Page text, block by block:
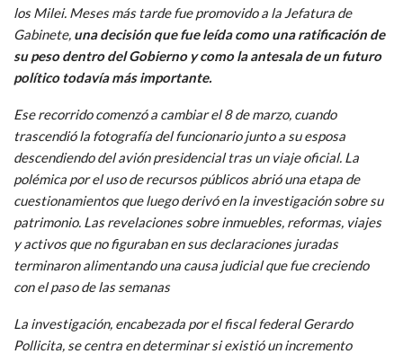
los Milei. Meses más tarde fue promovido a la Jefatura de
Gabinete, una decisión que fue leída como una ratificación de
su peso dentro del Gobierno y como la antesala de un futuro
político todavía más importante.
Ese recorrido comenzó a cambiar el 8 de marzo, cuando
trascendió la fotografía del funcionario junto a su esposa
descendiendo del avión presidencial tras un viaje oficial. La
polémica por el uso de recursos públicos abrió una etapa de
cuestionamientos que luego derivó en la investigación sobre su
patrimonio. Las revelaciones sobre inmuebles, reformas, viajes
y activos que no figuraban en sus declaraciones juradas
terminaron alimentando una causa judicial que fue creciendo
con el paso de las semanas
La investigación, encabezada por el fiscal federal Gerardo
Pollicita, se centra en determinar si existió un incremento